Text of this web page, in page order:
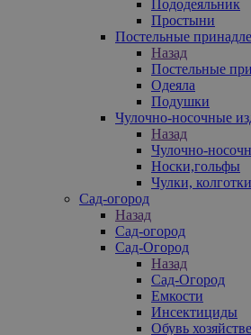
Пододеяльник
Простыни
Постельные
Назад
Постельные
Одеяла
Подушки
Чулочно-носочные
Назад
Чулочно-
Носки,гольфы
Чулки, колготки
Сад-огород
Назад
Сад-огород
Сад-Огород
Назад
Сад-Огород
Емкости
Инсектициды
Обувь